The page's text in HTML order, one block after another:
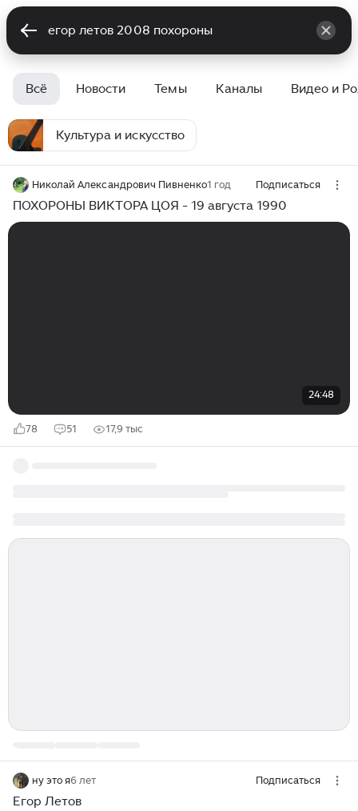
Всё Новости Темы Каналы Видео и
Культура и искусство
Николай Александрович Пивненко1 год Подписаться
ПОХОРОНЫ ВИКТОРА ЦОЯ - 19 августа 1990
24:48
78 51 17,9 тыс
ну это я6 лет Подписаться
Егор Летов